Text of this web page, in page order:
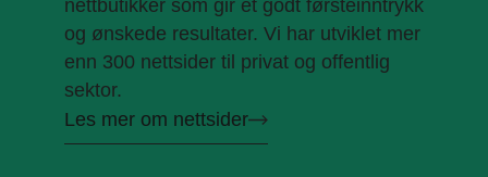
nettbutikker som gir et godt førsteinntrykk
og ønskede resultater. Vi har utviklet mer
enn 300 nettsider til privat og offentlig
sektor.
Les mer om nettsider